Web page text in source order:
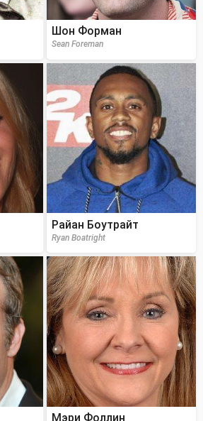
Шон Форман
Sean Foreman
Райан Боутрайт
Ryan Boatright
Мэри Фоллин